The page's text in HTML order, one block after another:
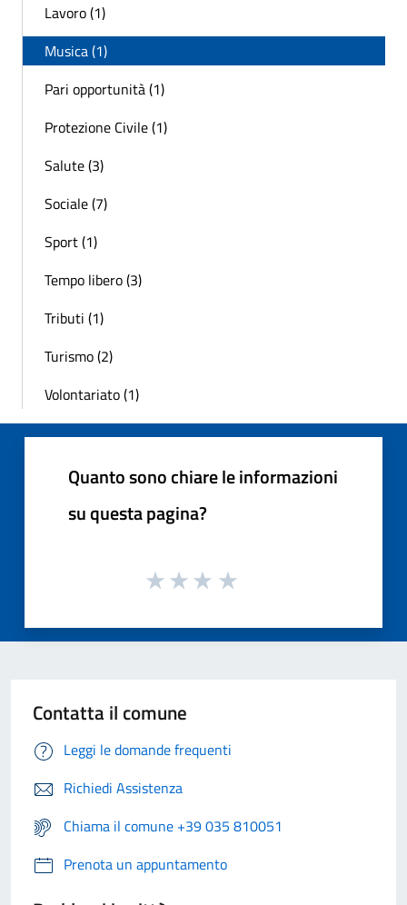
Lavoro (1)
Musica (1)
Pari opportunità (1)
Protezione Civile (1)
Salute (3)
Sociale (7)
Sport (1)
Tempo libero (3)
Tributi (1)
Turismo (2)
Volontariato (1)
Quanto sono chiare le informazioni
su questa pagina?
Contatta il comune
Leggi le domande frequenti
Richiedi Assistenza
Chiama il comune +39 035 810051
Prenota un appuntamento